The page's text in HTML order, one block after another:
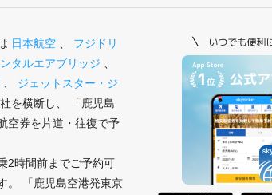
日本航空
フジドリ
タルエアブリッジ
ジェットスター・ジ
を横断し、 「鹿児島
空券を片道・往復で予
2時間前までご予約可
。 「鹿児島空港発東京